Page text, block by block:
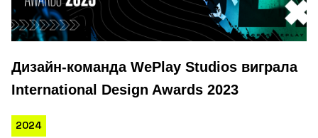
Дизайн-команда WePlay Studios виграла
International Design Awards 2023
2024